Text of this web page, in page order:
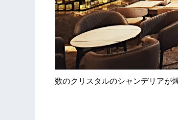
数のクリスタルのシャンデリアが